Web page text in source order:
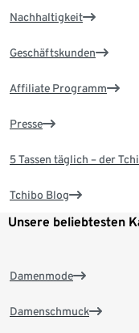
Nachhaltigkeit
Geschäftskunden
Affiliate Programm
Presse
5 Tassen täglich – der
Tchibo Blog
Unsere beliebtesten
Damenmode
Damenschmuck